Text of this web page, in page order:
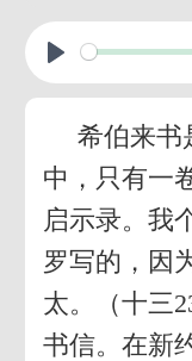
希伯来书
中，只有一
启示录。我
罗写的，因
太。（十三
书信。在新